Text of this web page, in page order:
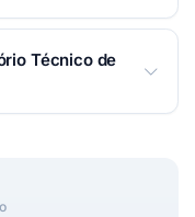
Técnico de
ou e-mail — é
Técnico de